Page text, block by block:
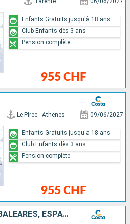
955 CHF
Enfants Gratuits jusqu'à 18 ans
Club Enfants dès 3 ans
Pension complète
Le Piree - Athenes 09/06/2027
955 CHF
Enfants Gratuits jusqu'à 18 ans
Club Enfants dès 3 ans
Pension complète
ITALIE, GRÈCE, MALTE, BALÉARES, ESPAGNE, FRANCE